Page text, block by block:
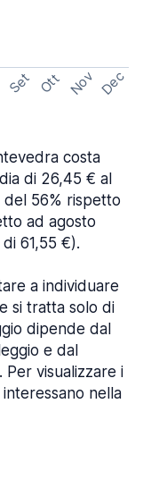
Set Ott Nov Dec
costa
di 26,45 € al
del 56% rispetto
ad agosto
61,55 €).
a individuare
si tratta solo di
dipende dal
e dal
visualizzare i
nella